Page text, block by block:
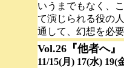
いうまでもなく、
て演じられる役の
通して、幻想を必
Vol.26『他者へ』
11/15(月) 17(水)